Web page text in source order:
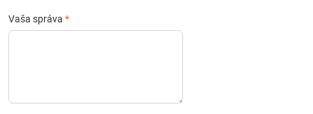
Vaša správa *